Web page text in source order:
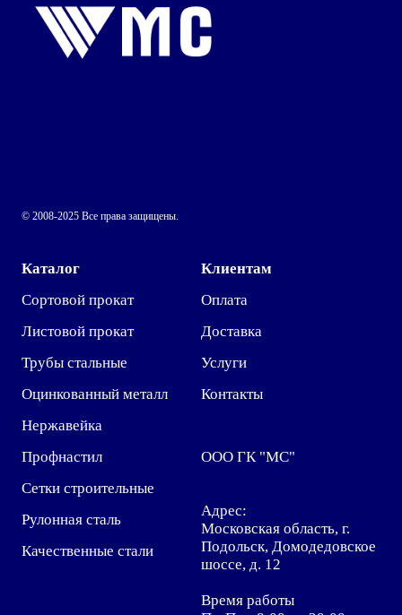
© 2008-2025 Все права защищены.
Каталог
Сортовой прокат
Листовой прокат
Трубы стальные
Оцинкованный металл
Нержавейка
Профнастил
Сетки строительные
Рулонная сталь
Качественные стали
Клиентам
Оплата
Доставка
Услуги
Контакты
ООО ГК "МС"
Адрес:
Московская область, г.
Подольск, Домодедовское
шоссе, д. 12
Время работы